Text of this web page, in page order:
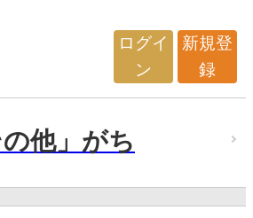
ログイ
ン
新規登
録
の他」がち